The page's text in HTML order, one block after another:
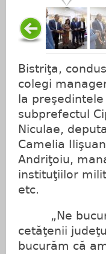
Bistriţa,
colegi
la
subprefectul
Niculae,
Camelia
Andriţoiu,
instituţiilor
etc.
„Ne
cetăţenii
bucurăm că